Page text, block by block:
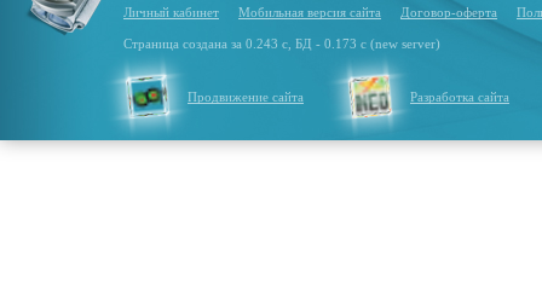
Личный кабинет Мобильная версия сайта Договор-оферта
Страница создана за 0.243 с, БД - 0.173 с (new server)
Продвижение сайта Разработка сайта